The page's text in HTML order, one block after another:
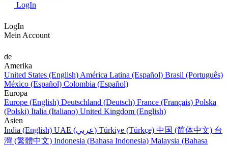
LogIn
LogIn
Mein Account
de
Amerika
United States (English) América Latina (Español) Brasil (Português)
México (Español) Colombia (Español)
Europa
Europe (English) Deutschland (Deutsch) France (Français) Polska
(Polski) Italia (Italiano) United Kingdom (English)
Asien
India (English)
UAE (عربي) Türkiye (Türkçe) 中国 (简体中文) 台
灣 (繁體中文) Indonesia (Bahasa Indonesia) Malaysia (Bahasa